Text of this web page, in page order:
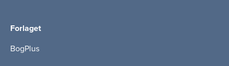
Forlaget
BogPlus